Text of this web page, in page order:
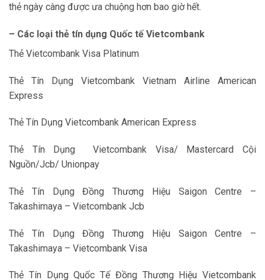
thẻ ngày càng được ưa chuộng hơn bao giờ hết.
– Các loại thẻ tín dụng Quốc tế Vietcombank
Thẻ Vietcombank Visa Platinum
Thẻ Tín Dụng Vietcombank Vietnam Airline American
Express
Thẻ Tín Dụng Vietcombank American Express
Thẻ Tín Dụng Vietcombank Visa/ Mastercard Cội
Nguồn/Jcb/ Unionpay
Thẻ Tín Dụng Đồng Thương Hiệu Saigon Centre –
Takashimaya – Vietcombank Jcb
Thẻ Tín Dụng Đồng Thương Hiệu Saigon Centre –
Takashimaya – Vietcombank Visa
Thẻ Tín Dụng Quốc Tế Đồng Thương Hiệu Vietcombank